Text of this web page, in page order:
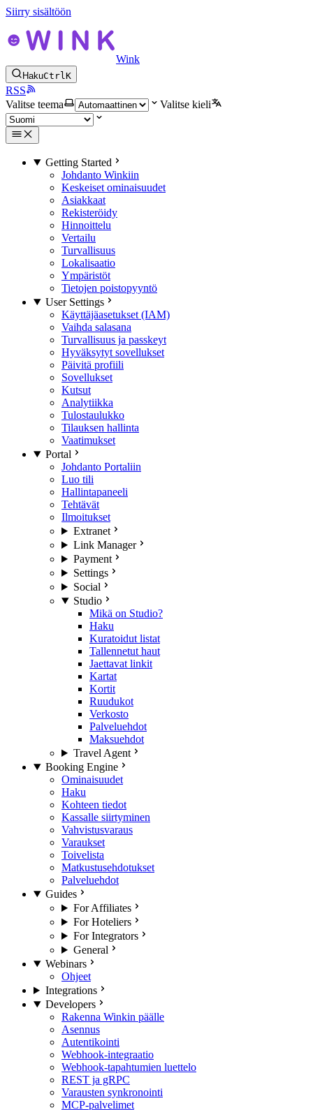
Siirry sisältöön
Wink
HakuCtrlK
RSS
Valitse teema
Valitse kieli
Getting Started
Johdanto Winkiin
Keskeiset ominaisuudet
Asiakkaat
Rekisteröidy
Hinnoittelu
Vertailu
Turvallisuus
Lokalisaatio
Ympäristöt
Tietojen poistopyyntö
User Settings
Käyttäjäasetukset (IAM)
Vaihda salasana
Turvallisuus ja passkeyt
Hyväksytyt sovellukset
Päivitä profiili
Sovellukset
Kutsut
Analytiikka
Tulostaulukko
Tilauksen hallinta
Vaatimukset
Portal
Johdanto Portaliin
Luo tili
Hallintapaneeli
Tehtävät
Ilmoitukset
Extranet
Link Manager
Payment
Settings
Social
Studio
Mikä on Studio?
Haku
Kuratoidut listat
Tallennetut haut
Jaettavat linkit
Kartat
Kortit
Ruudukot
Verkosto
Palveluehdot
Maksuehdot
Travel Agent
Booking Engine
Ominaisuudet
Haku
Kohteen tiedot
Kassalle siirtyminen
Vahvistusvaraus
Varaukset
Toivelista
Matkustusehdotukset
Palveluehdot
Guides
For Affiliates
For Hoteliers
For Integrators
General
Webinars
Ohjeet
Integrations
Developers
Rakenna Winkin päälle
Asennus
Autentikointi
Webhook-integraatio
Webhook-tapahtumien luettelo
REST ja gRPC
Varausten synkronointi
MCP-palvelimet